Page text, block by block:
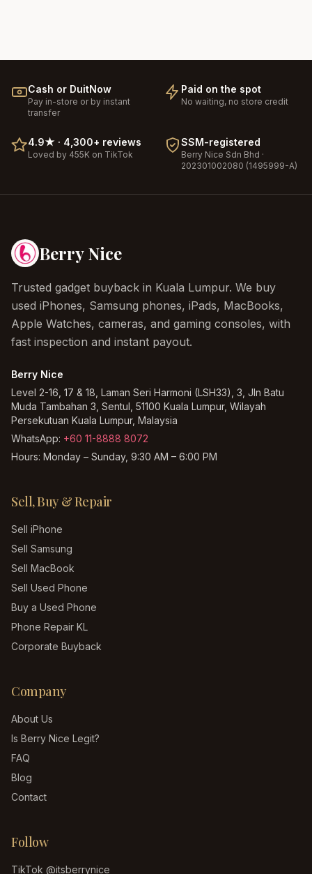
Cash or DuitNow
Pay in-store or by instant
transfer
Paid on the spot
No waiting, no store credit
4.9★ · 4,300+ reviews
Loved by 455K on TikTok
SSM-registered
Berry Nice Sdn Bhd ·
202301002080 (1495999-A)
Berry Nice
Trusted gadget buyback in Kuala Lumpur. We buy
used iPhones, Samsung phones, iPads, MacBooks,
Apple Watches, cameras, and gaming consoles, with
fast inspection and instant payout.
Berry Nice
Level 2-16, 17 & 18, Laman Seri Harmoni (LSH33), 3, Jln Batu
Muda Tambahan 3, Sentul, 51100 Kuala Lumpur, Wilayah
Persekutuan Kuala Lumpur, Malaysia
WhatsApp: +60 11-8888 8072
Hours: Monday – Sunday, 9:30 AM – 6:00 PM
Sell, Buy & Repair
Sell iPhone
Sell Samsung
Sell MacBook
Sell Used Phone
Buy a Used Phone
Phone Repair KL
Corporate Buyback
Company
About Us
Is Berry Nice Legit?
FAQ
Blog
Contact
Follow
TikTok @itsberrynice